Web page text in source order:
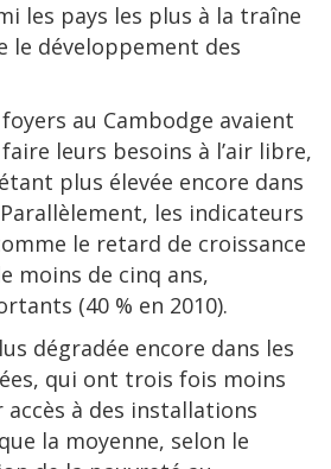
les pays les plus à la traîne
le développement des
foyers au Cambodge avaient
leurs besoins à l’air libre,
plus élevée encore dans
les indicateurs
le retard de croissance
moins de cinq ans,
(40 % en 2010).
dégradée encore dans les
qui ont trois fois moins
accès à des installations
la moyenne, selon le